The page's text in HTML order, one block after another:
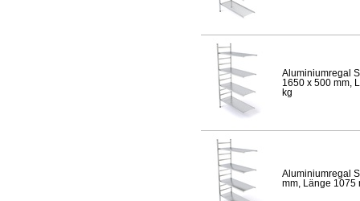
Aluminiumregal
1650 x 500 mm,
kg
Aluminiumregal
mm, Länge 1075